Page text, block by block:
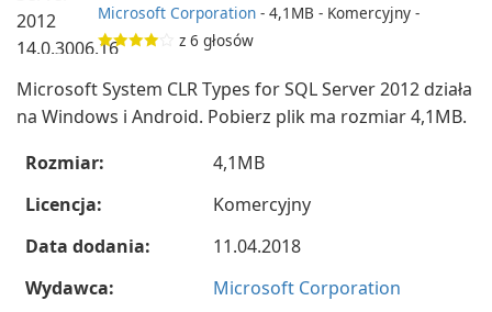
Microsoft Corporation - 4,1MB - Komercyjny -
z 6 głosów
Microsoft System CLR Types for SQL Server 2012 działa
na Windows i Android. Pobierz plik ma rozmiar 4,1MB.
Rozmiar:
4,1MB
Licencja:
Komercyjny
Data dodania:
11.04.2018
Wydawca:
Microsoft Corporation